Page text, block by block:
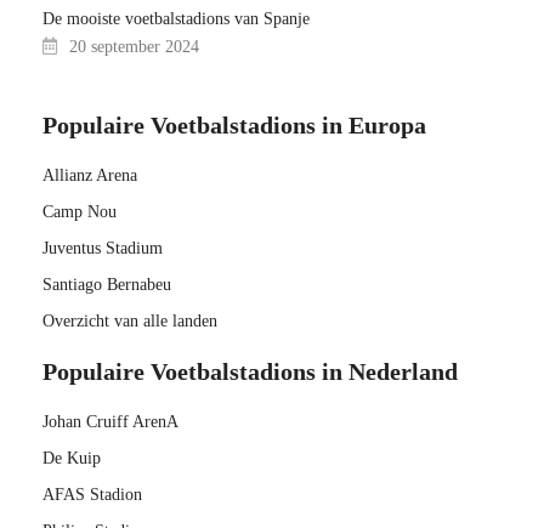
De mooiste voetbalstadions van Spanje
20 september 2024
Populaire Voetbalstadions in Europa
Allianz Arena
Camp Nou
Juventus Stadium
Santiago Bernabeu
Overzicht van alle landen
Populaire Voetbalstadions in Nederland
Johan Cruiff ArenA
De Kuip
AFAS Stadion